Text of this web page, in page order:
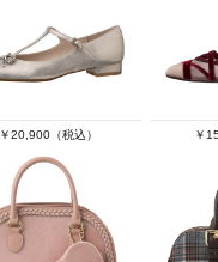
￥20,900（税込） ￥